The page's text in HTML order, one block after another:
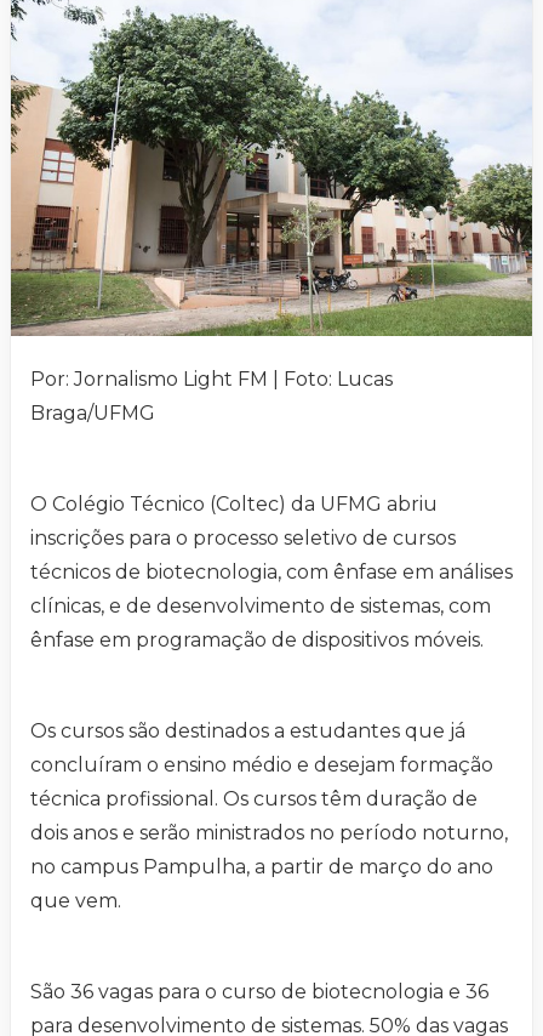
Por: Jornalismo Light FM | Foto: Lucas
Braga/UFMG
O Colégio Técnico (Coltec) da UFMG abriu
inscrições para o processo seletivo de cursos
técnicos de biotecnologia, com ênfase em análises
clínicas, e de desenvolvimento de sistemas, com
ênfase em programação de dispositivos móveis.
Os cursos são destinados a estudantes que já
concluíram o ensino médio e desejam formação
técnica profissional. Os cursos têm duração de
dois anos e serão ministrados no período noturno,
no campus Pampulha, a partir de março do ano
que vem.
São 36 vagas para o curso de biotecnologia e 36
para desenvolvimento de sistemas. 50% das vagas